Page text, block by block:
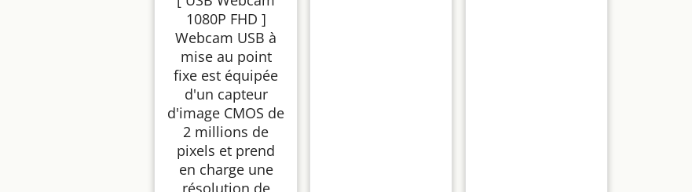
au Point Fixe
1080P FHD ]
Webcam USB à
mise au point
fixe est équipée
d'un capteur
d'image CMOS de
2 millions de
pixels et prend
en charge une
résolution de